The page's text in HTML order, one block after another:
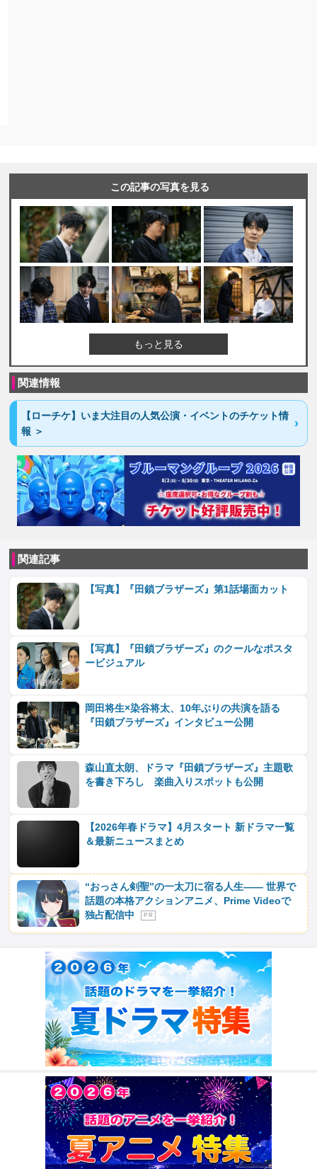
この記事の写真を見る
もっと見る
関連情報
【ローチケ】いま大注目の人気公演・イベントのチケット情
報 ＞
関連記事
【写真】『田鎖ブラザーズ』第1話場面カット
【写真】『田鎖ブラザーズ』のクールなポスタ
ービジュアル
岡田将生×染谷将太、10年ぶりの共演を語る
『田鎖ブラザーズ』インタビュー公開
森山直太朗、ドラマ『田鎖ブラザーズ』主題歌
を書き下ろし 楽曲入りスポットも公開
【2026年春ドラマ】4月スタート 新ドラマ一覧
＆最新ニュースまとめ
“おっさん剣聖”の一太刀に宿る人生―― 世界で
話題の本格アクションアニメ、Prime Videoで
独占配信中
P R